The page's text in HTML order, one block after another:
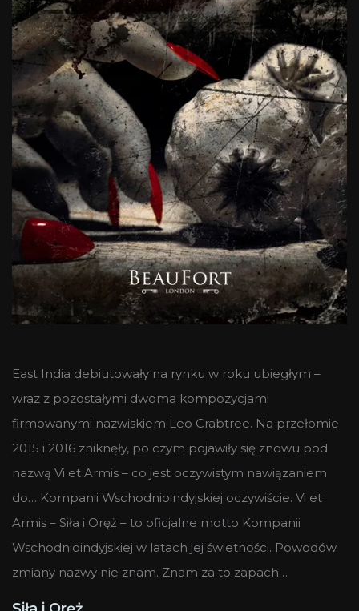
East India debiutowały na rynku w roku ubiegłym –
wraz z pozostałymi dwoma kompozycjami
firmowanymi nazwiskiem Leo Crabtree. Na przełomie
2015 i 2016 zniknęły, po czym pojawiły się znowu pod
nazwą Vi et Armis – co jest oczywistym nawiązaniem
do… Kompanii Wschodnioindyjskiej oczywiście. Vi et
Armis – Siła i Oręż – to oficjalne motto Kompanii
Wschodnioindyjskiej w latach jej świetności. Powodów
zmiany nazwy nie znam. Znam za to zapach…